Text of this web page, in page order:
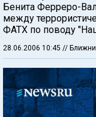
Бенита Ферреро-
между
ФАТХ по поводу
28.06.2006 10:45 //